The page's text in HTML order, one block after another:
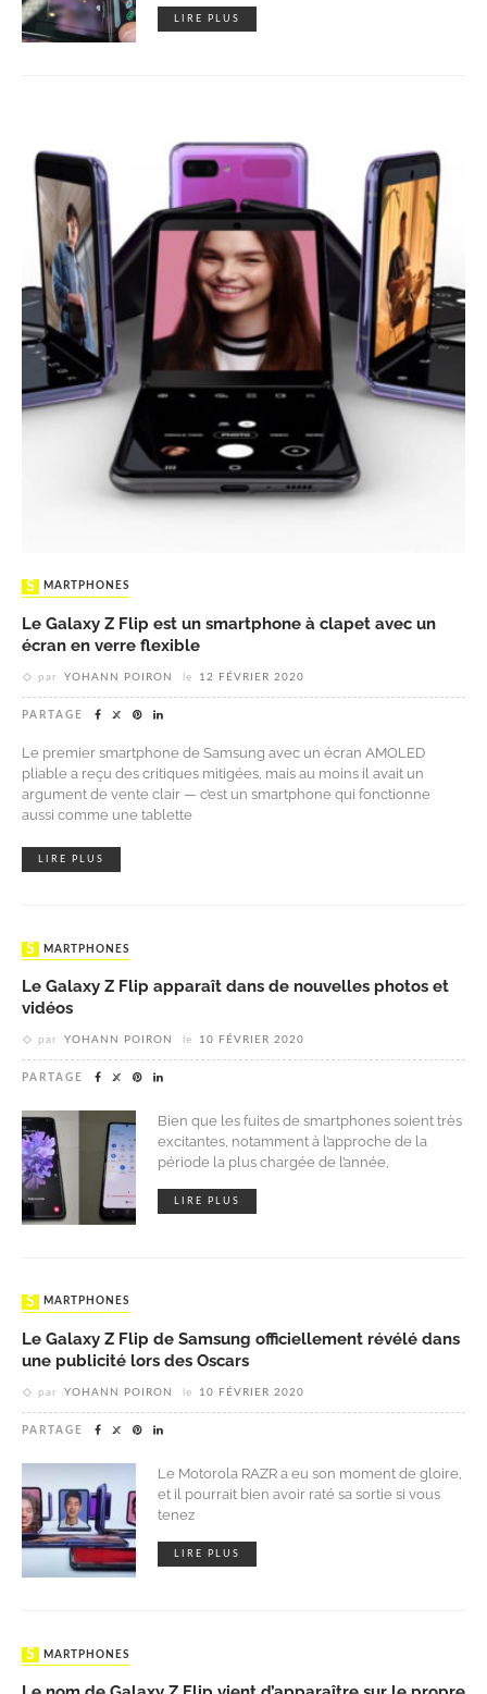
LIRE PLUS
SMARTPHONES
Le Galaxy Z Flip est un smartphone à clapet avec un
écran en verre flexible
par YOHANN POIRON le 12 FÉVRIER 2020
PARTAGE
Le premier smartphone de Samsung avec un écran AMOLED
pliable a reçu des critiques mitigées, mais au moins il avait un
argument de vente clair — c’est un smartphone qui fonctionne
aussi comme une tablette
LIRE PLUS
SMARTPHONES
Le Galaxy Z Flip apparaît dans de nouvelles photos et
vidéos
par YOHANN POIRON le 10 FÉVRIER 2020
PARTAGE
Bien que les fuites de smartphones soient très
excitantes, notamment à l’approche de la
période la plus chargée de l’année,
LIRE PLUS
SMARTPHONES
Le Galaxy Z Flip de Samsung officiellement révélé dans
une publicité lors des Oscars
par YOHANN POIRON le 10 FÉVRIER 2020
PARTAGE
Le Motorola RAZR a eu son moment de gloire,
et il pourrait bien avoir raté sa sortie si vous
tenez
LIRE PLUS
SMARTPHONES